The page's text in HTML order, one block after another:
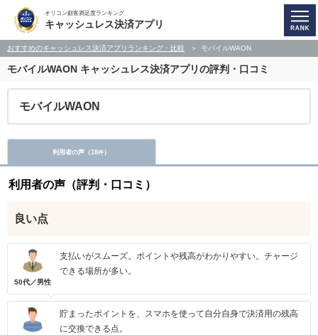
オリコン顧客満足度ランキング
キャッシュレス決済アプリ
おすすめのキャッシュレス決済アプリランキング・比較 モバイルWAON
モバイルWAON キャッシュレス決済アプリの評判・口コミ
モバイルWAON
利用者の声（18件）
利用者の声（評判・口コミ）
良い点
50代／男性
支払いがスムーズ。ポイントや残高がわかりやすい。チャージ
できる場所が多い。
貯まったポイントを、スマホを使って自分自身で決済用の残高
に交換できる点。